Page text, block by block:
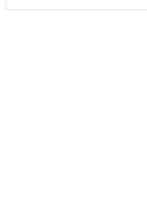
for: